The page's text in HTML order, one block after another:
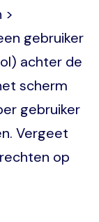
>
gebruiker
achter de
scherm
gebruiker
Vergeet
op